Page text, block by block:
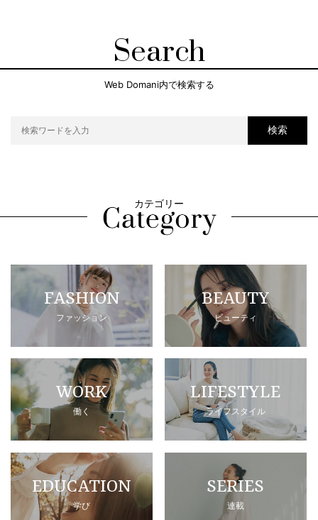
Search
Web Domani内で検索する
検索
カテゴリー
FASHION
ファッション
BEAUTY
ビューティ
WORK
働く
LIFESTYLE
ライフスタイル
EDUCATION
学び
SERIES
連載